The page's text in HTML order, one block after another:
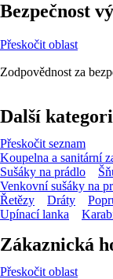
Bezpečnost
Přeskočit oblast
Zodpovědnost za
Další
Přeskočit seznam
Koupelna a sanitární
Sušáky na prádlo
Venkovní sušáky na
Řetězy
Dráty
Upínací lanka
Zákaznická
Přeskočit oblast